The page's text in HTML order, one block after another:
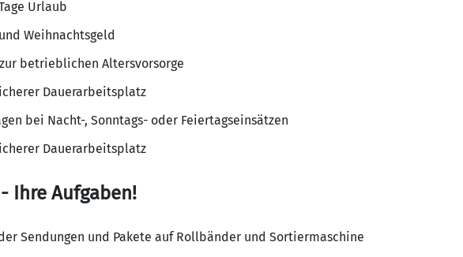
Urlaub
Weihnachtsgeld
zur betrieblichen Altersvorsorge
Dauerarbeitsplatz
bei Nacht-, Sonntags- oder Feiertagseinsätzen
Dauerarbeitsplatz
- Ihre Aufgaben!
Sendungen und Pakete auf Rollbänder und Sortiermaschine